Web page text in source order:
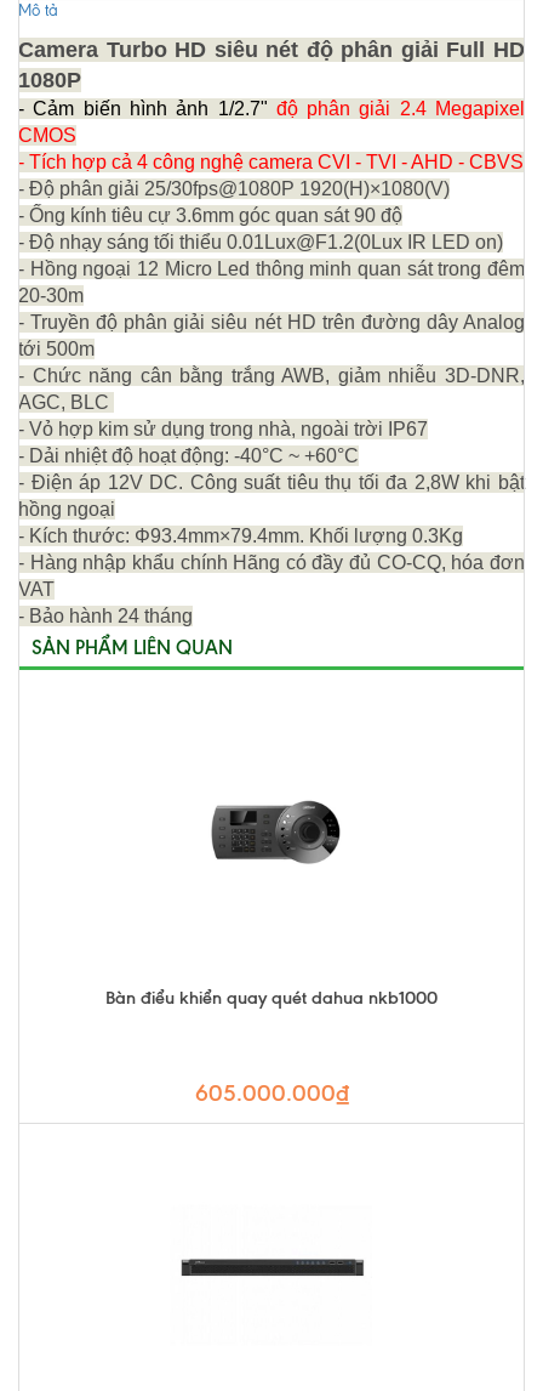
Mô tả
Camera Turbo HD siêu nét độ phân giải Full HD
1080P
- Cảm biến hình ảnh 1/2.7" độ phân giải 2.4 Megapixel
CMOS
- Tích hợp cả 4 công nghệ camera CVI - TVI - AHD - CBVS
- Độ phân giải 25/30fps@1080P 1920(H)×1080(V)
- Ống kính tiêu cự 3.6mm góc quan sát 90 độ
- Độ nhạy sáng tối thiểu 0.01Lux@F1.2(0Lux IR LED on)
- Hồng ngoại 12 Micro Led thông minh quan sát trong đêm
20-30m
- Truyền độ phân giải siêu nét HD trên đường dây Analog
tới 500m
- Chức năng cân bằng trắng AWB, giảm nhiễu 3D-DNR,
AGC, BLC
- Vỏ hợp kim sử dụng trong nhà, ngoài trời IP67
- Dải nhiệt độ hoạt động: -40°C ~ +60°C
- Điện áp 12V DC. Công suất tiêu thụ tối đa 2,8W khi bật
hồng ngoại
- Kích thước: Φ93.4mm×79.4mm. Khối lượng 0.3Kg
- Hàng nhập khẩu chính Hãng có đầy đủ CO-CQ, hóa đơn
VAT
- Bảo hành 24 tháng
SẢN PHẨM LIÊN QUAN
Bàn điểu khiển quay quét dahua nkb1000
605.000.000₫